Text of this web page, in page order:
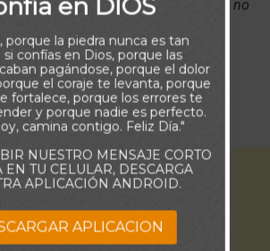
que Tu poder es mayor, aún cuando no
mis circunstancias o me sienta
Pongo mi corazón en tus manos
y mi fe en Tus promesas y
Amén.
porque la piedra nunca es tan
si confías en Dios, porque las
pagándose, porque el dolor
el coraje te levanta, porque
fortalece, porque los errores te
y porque nadie es perfecto.
camina contigo. Feliz Día."
NUESTRO MENSAJE CORTO
EN TU CELULAR, DESCARGA
APLICACIÓN ANDROID.
APLICACION